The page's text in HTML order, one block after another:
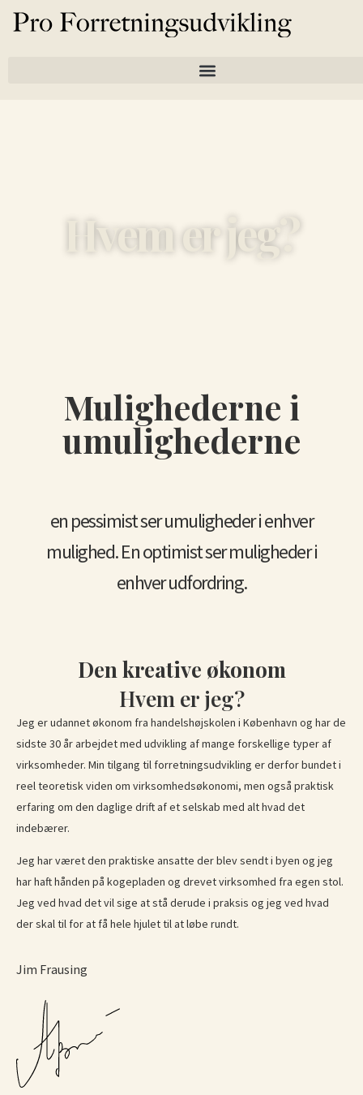
Hvem er jeg?
Mulighederne i
umulighederne
en pessimist ser umuligheder i enhver
mulighed. En optimist ser muligheder i
enhver udfordring.
Den kreative økonom
Hvem er jeg?
Jeg er udannet økonom fra handelshøjskolen i København og har de
sidste 30 år arbejdet med udvikling af mange forskellige typer af
virksomheder. Min tilgang til forretningsudvikling er derfor bundet i
reel teoretisk viden om virksomhedsøkonomi, men også praktisk
erfaring om den daglige drift af et selskab med alt hvad det
indebærer.
Jeg har været den praktiske ansatte der blev sendt i byen og jeg
har haft hånden på kogepladen og drevet virksomhed fra egen stol.
Jeg ved hvad det vil sige at stå derude i praksis og jeg ved hvad
der skal til for at få hele hjulet til at løbe rundt.
Jim Frausing